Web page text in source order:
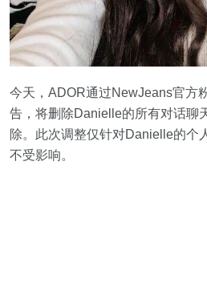
今天，ADOR通过NewJeans官方
告，将删除Danielle的所有对话聊
除。此次调整仅针对Danielle的个
不受影响。